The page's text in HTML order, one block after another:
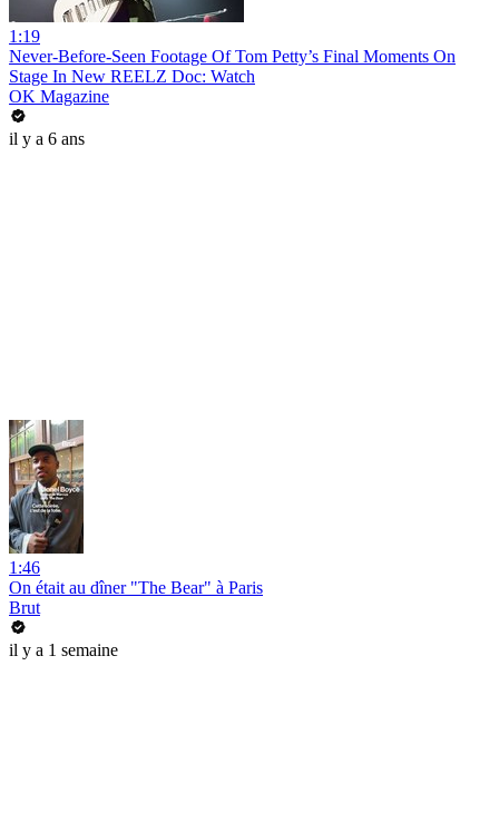
1:19
Never-Before-Seen Footage Of Tom Petty’s Final Moments On
Stage In New REELZ Doc: Watch
OK Magazine
il y a 6 ans
1:46
On était au dîner "The Bear" à Paris
Brut
il y a 1 semaine